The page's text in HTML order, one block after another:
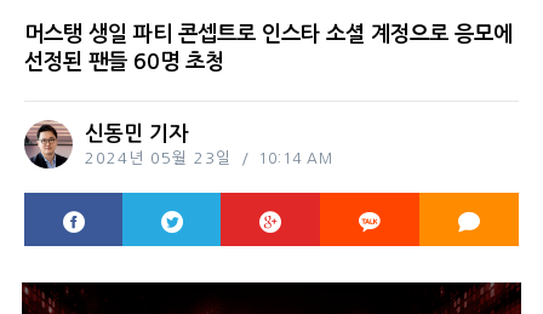
머스탱 생일 파티 콘셉트로 인스타 소셜 계정으로 응모에
선정된 팬들 60명 초청
신동민 기자
2024년 05월 23일 10:14 AM